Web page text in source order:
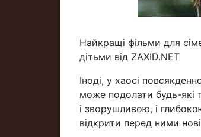
Найкращі фільми для
дітьми від ZAXID.NET
Іноді, у хаосі
може подолати будь-які
і зворушливою, і
відкрити перед ними